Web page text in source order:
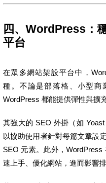
四、WordPress：
平台
在眾多網站架設平台中，
種。不論是部落格、小型商
WordPress 都能提供彈性與擴
其強大的 SEO 外掛（如
以協助使用者針對每篇文章設
SEO 元素。此外，
速上手、優化網站，進而影響排